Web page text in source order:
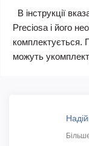
В інструкції
Preciosa і його
комплектується.
можуть